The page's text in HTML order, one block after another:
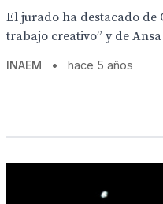
El jurado ha destacado
trabajo creativo” y de
INAEM • hace 5 años